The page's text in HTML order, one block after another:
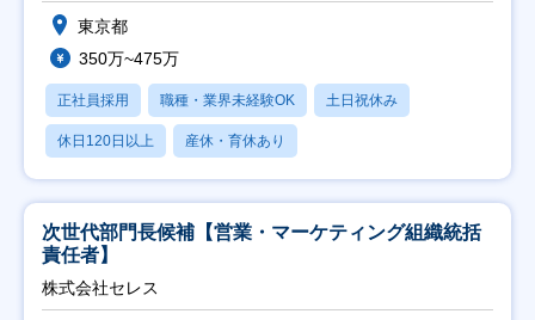
東京都
350万~475万
正社員採用 職種・業界未経験OK 土日祝休み
休日120日以上 産休・育休あり
次世代部門長候補【営業・マーケティング組織統括
責任者】
株式会社セレス